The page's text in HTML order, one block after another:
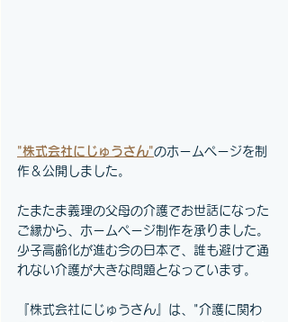
"株式会社にじゅうさん"のホームページを制
作＆公開しました。
たまたま義理の父母の介護でお世話になった
ご縁から、ホームページ制作を承りました。
少子高齢化が進む今の日本で、誰も避けて通
れない介護が大きな問題となっています。
『株式会社にじゅうさん』は、"介護に関わ